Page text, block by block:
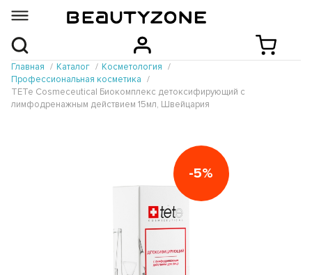
Главная Каталог
Косметология
Профессиональная косметика
TETe Cosmeceutical Биокомплекс детоксифирующий с
лимфодренажным действием 15мл, Швейцария
-5%